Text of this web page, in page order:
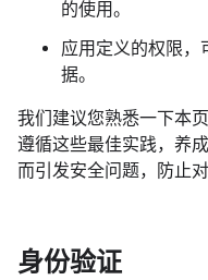
的使用。
应用定义的权限，
据。
我们建议您熟悉一下本
遵循这些最佳实践，养
而引发安全问题，防止
身份验证